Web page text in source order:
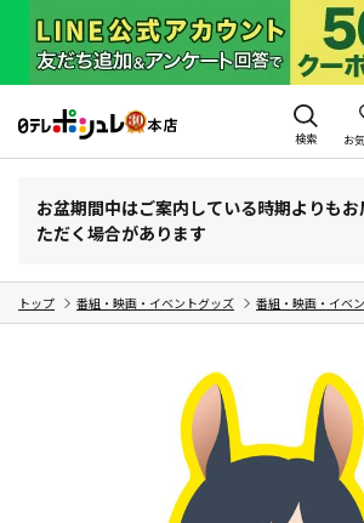
検索 お
お盆期間中はご案内している時期よりも
ただく場合があります
トップ 番組・映画・イベントグッズ 番組・映画・イベ